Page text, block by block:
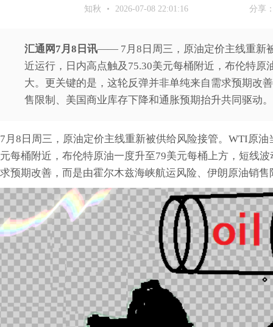
知秋 2026-07-08 22:01:16 分享
汇通网7月8日讯—— 7月8日周三，原油定价主线重新
近运行，日内高点触及75.30美元每桶附近，布伦特
大。更关键的是，这轮反弹并非单纯来自需求预期改
售限制、美国商业库存下降和通胀预期抬升共同驱动。
7月8日周三，原油定价主线重新被供给风险接管。WTI原
元每桶附近，布伦特原油一度升至79美元每桶上方，短线
求预期改善，而是由霍尔木兹海峡航运风险、伊朗原油销